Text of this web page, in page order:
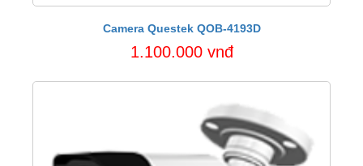
Camera Questek QOB-4193D
1.100.000 vnđ